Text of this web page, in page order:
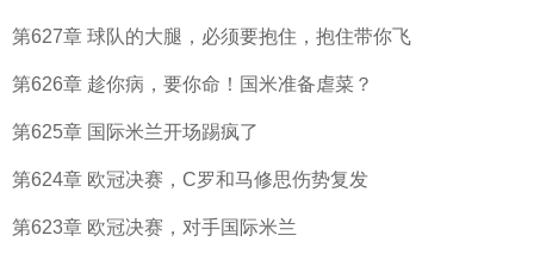
第627章 球队的大腿，必须要抱住，抱住带你飞
第626章 趁你病，要你命！国米准备虐菜？
第625章 国际米兰开场踢疯了
第624章 欧冠决赛，C罗和马修思伤势复发
第623章 欧冠决赛，对手国际米兰